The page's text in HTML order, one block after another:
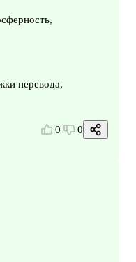
перевода,
0 0